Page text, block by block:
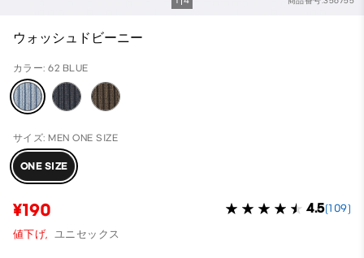
ウォッシュドビーニー
カラー: 62 BLUE
サイズ: MEN ONE SIZE
ONE SIZE
¥190 4.5(109)
値下げ, ユニセックス